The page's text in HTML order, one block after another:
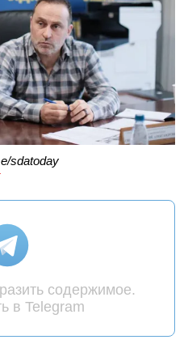
sdatoday
содержимое.
в Telegram